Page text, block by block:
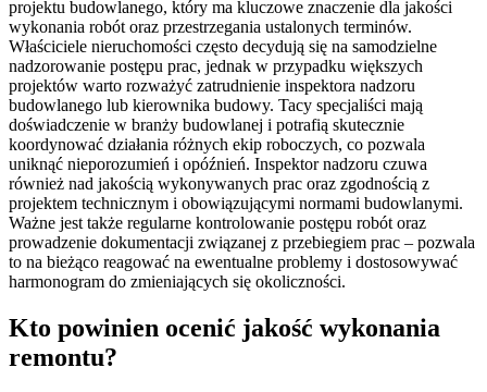
projektu budowlanego, który ma kluczowe znaczenie dla jakości
wykonania robót oraz przestrzegania ustalonych terminów.
Właściciele nieruchomości często decydują się na samodzielne
nadzorowanie postępu prac, jednak w przypadku większych
projektów warto rozważyć zatrudnienie inspektora nadzoru
budowlanego lub kierownika budowy. Tacy specjaliści mają
doświadczenie w branży budowlanej i potrafią skutecznie
koordynować działania różnych ekip roboczych, co pozwala
uniknąć nieporozumień i opóźnień. Inspektor nadzoru czuwa
również nad jakością wykonywanych prac oraz zgodnością z
projektem technicznym i obowiązującymi normami budowlanymi.
Ważne jest także regularne kontrolowanie postępu robót oraz
prowadzenie dokumentacji związanej z przebiegiem prac – pozwala
to na bieżąco reagować na ewentualne problemy i dostosowywać
harmonogram do zmieniających się okoliczności.
Kto powinien ocenić jakość wykonania
remontu?